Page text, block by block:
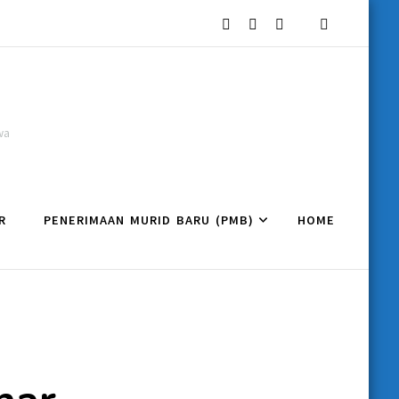
PENERIMAAN MURID BARU (PMB) HOME